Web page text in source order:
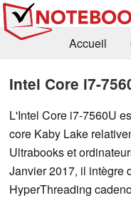
Accueil
Intel Core i7-
L'Intel Core i7-7560U
core Kaby Lake
Ultrabooks et
Janvier 2017, il intègre
HyperThreading